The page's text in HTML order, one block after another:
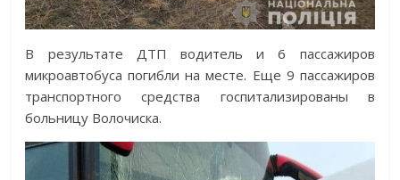
В результате ДТП водитель и 6 пассажиров
микроавтобуса погибли на месте. Еще 9 пассажиров
транспортного средства госпитализированы в
больницу Волочиска.